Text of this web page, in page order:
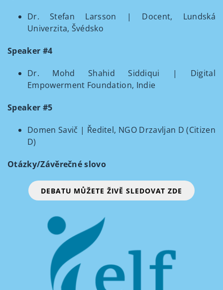
Dr. Stefan Larsson | Docent, Lundská
Univerzita, Švédsko
Speaker #4
Dr. Mohd Shahid Siddiqui | Digital
Empowerment Foundation, Indie
Speaker #5
Domen Savič | Ředitel, NGO Drzavljan D (Citizen
D)
Otázky/Závěrečné slovo
DEBATU MŮŽETE ŽIVĚ SLEDOVAT ZDE